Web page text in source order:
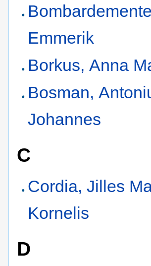
Emmerik
Borkus, Anna
Bosman,
Johannes
C
Cordia, Jilles
Kornelis
D